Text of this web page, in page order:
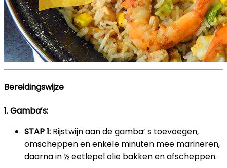
Bereidingswijze
1. Gamba’s:
STAP 1: Rijstwijn aan de gamba’ s toevoegen,
omscheppen en enkele minuten mee marineren,
daarna in ½ eetlepel olie bakken en afscheppen.